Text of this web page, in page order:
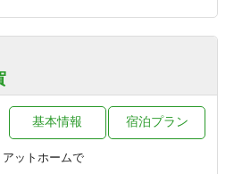
竹＞を使った特別コース♪贅沢な高原
旅行～1泊2食付
1泊2食付き
16,500円/人/泊 ～
【志賀高原100キロレース 2026】イ
アットホームで
基本情報 宿泊プラン